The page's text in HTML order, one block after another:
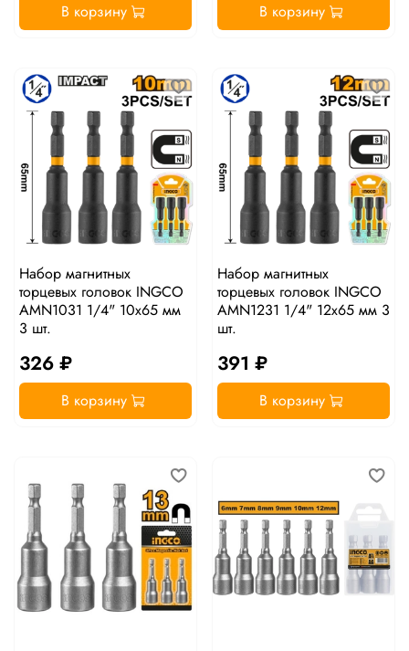
В корзину В корзину
Набор магнитных
торцевых головок INGCO
AMN1031 1/4" 10х65 мм
3 шт.
326 ₽
В корзину
Набор магнитных
торцевых головок INGCO
AMN1231 1/4" 12х65 мм 3
шт.
391 ₽
В корзину